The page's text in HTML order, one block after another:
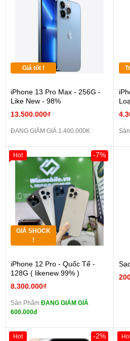
Giá tốt !
iPhone 13 Pro Max - 256G -
Like New - 98%
13.500.000₫
ĐANG GIẢM GIÁ 1.400.000K
GIÁ SHOCK
!
iPhone 12 Pro - Quốc Tế -
128G ( likenew 99% )
8.300.000₫
-7%
Sản Phẩm ĐANG GIẢM GIÁ
600.000đ
Hot
-2%
Hot